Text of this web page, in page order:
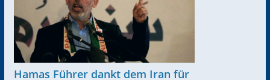
Hamas Führer dankt dem Iran für